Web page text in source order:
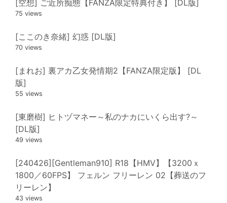
[空想] ご近所痴態【FANZA限定特典付き】 [DL版]
75 views
[ここのき奈緒] 幻惑 [DL版]
70 views
[まれお] 裏アカ乙女発情期2【FANZA限定版】 [DL
版]
55 views
[東磨樹] ヒトヅマネー～私のナカにいくら出す?～
[DL版]
49 views
[240426][Gentleman910] R18【HMV】【3200ｘ
1800／60FPS】 フェルン フリーレン 02【葬送のフ
リーレン】
43 views